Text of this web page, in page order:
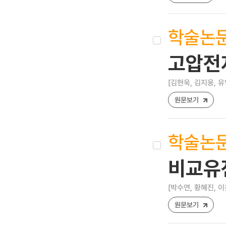
학술논
고압
[김현욱, 김지웅,
원문보기
학술논
비교
[박수연, 황혜진,
원문보기